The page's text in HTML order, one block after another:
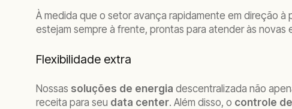
À medida que o setor avança rapidamente em direção
estejam sempre à frente, prontas para atender às novas
Flexibilidade extra
Nossas soluções de energia descentralizada não
receita para seu data center. Além disso, o controle